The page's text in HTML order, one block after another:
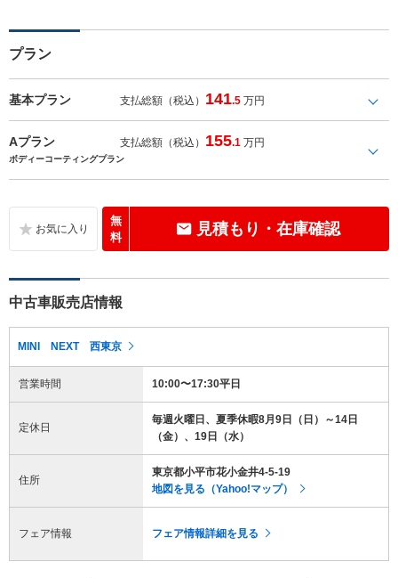
プラン
基本プラン 支払総額（税込） 141.5 万円
Aプラン 支払総額（税込） 155.1 万円
ボディーコーティングプラン
無
料
見積もり・在庫確認
中古車販売店情報
MINI NEXT 西東京
営業時間 10:00〜17:30平日
定休日
毎週火曜日、夏季休暇8月9日（日）～14日
（金）、19日（水）
住所
東京都小平市花小金井4-5-19
地図を見る（Yahoo!マップ）
フェア情報 フェア情報詳細を見る